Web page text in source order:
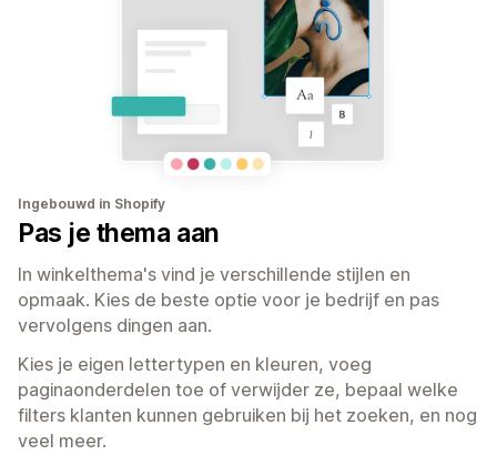
Ingebouwd in Shopify
Pas je thema aan
In winkelthema's vind je verschillende stijlen en
opmaak. Kies de beste optie voor je bedrijf en pas
vervolgens dingen aan.
Kies je eigen lettertypen en kleuren, voeg
paginaonderdelen toe of verwijder ze, bepaal welke
filters klanten kunnen gebruiken bij het zoeken, en nog
veel meer.